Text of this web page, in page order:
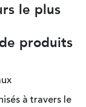
le plus
produits
à travers le